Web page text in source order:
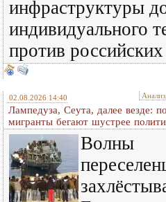
инфраструктуры
индивидуального
против российских
02.08.2026 14:40
Лампедуза, Сеута, далее везде:
мигранты бегают шустрее
Волны